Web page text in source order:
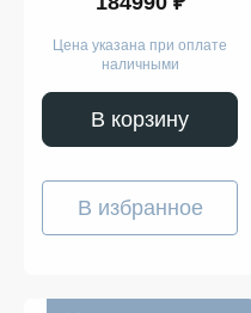
Цена указана при оплате
наличными
В корзину
В избранное